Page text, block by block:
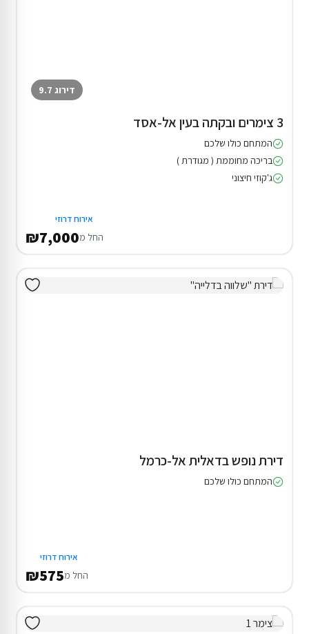
דירוג 9.7
3 צימרים ובקתה בעין אל-אסד
המתחם כולו שלכם
בריכה מחוממת ( מגודרת )
ג'קוזי חיצוני
אירוח דרוזי
החל מ₪7,000
דירת נופש בדאלית אל-כרמל
המתחם כולו שלכם
אירוח דרוזי
החל מ₪575